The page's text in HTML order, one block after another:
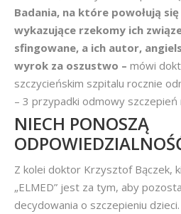
Badania, na które powołują
wykazujące rzekomy ich
sfingowane, a ich autor,
wyrok za oszustwo – mówi
szczycieńskim szpitalu rocznie
– 3 przypadki odmowy
NIECH PONOSZĄ
Z kolei doktor Krzysztof Bączek,
„ELMED” jest za tym, aby
decydowania o szczepieniu